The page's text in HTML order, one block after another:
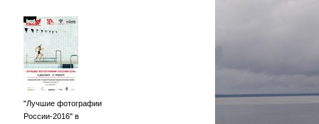
"Лучшие фотографии
России-2016" в